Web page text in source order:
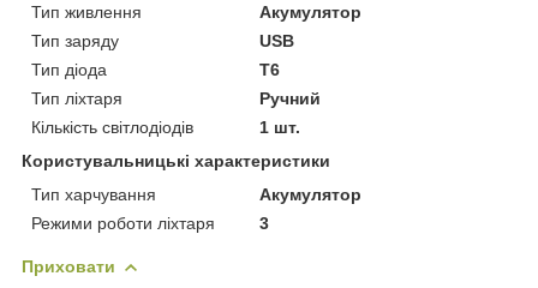
Тип живлення
Акумулятор
Тип заряду
USB
Тип діода
T6
Тип ліхтаря
Ручний
Кількість світлодіодів
1 шт.
Користувальницькі характеристики
Тип харчування
Акумулятор
Режими роботи ліхтаря
3
Приховати